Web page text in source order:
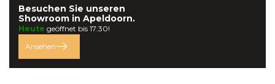
Besuchen Sie unseren
Showroom in Apeldoorn.
Heute geöffnet bis 17:30!
Ansehen